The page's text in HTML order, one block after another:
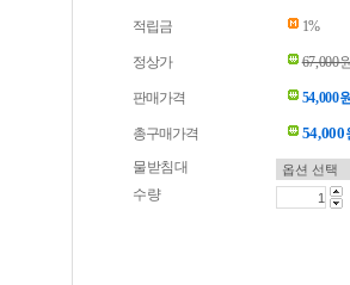
적립금 1%
정상가 67,000
판매가격 54,000
총구매가격 54,000
물받침대
수량